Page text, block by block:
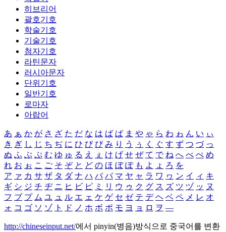
히브리어
괄호기호
학술기호
기술기호
첨자기호
라틴문자
러시아문자
단위기호
일반기호
로마자
아랍어
あ ぁ か が さ ざ た だ な は ば ぱ ま や ゃ ら わ ゎ ん い ぃ
き ぎ し じ ち ぢ に ひ び ぴ み り う ぅ く ぐ す ず つ づ っ
ぬ ふ ぶ ぷ む ゆ ゅ る え ぇ け げ せ ぜ て で ね へ べ ぺ め
れ お ぉ こ ご そ ぞ と ど の ほ ぼ ぽ も よ ょ ろ を
ア ァ カ サ ザ タ ダ ナ ハ バ パ マ ヤ ャ ラ ワ ヮ ン イ ィ キ
ギ シ ジ チ ヂ ニ ヒ ビ ピ ミ リ ウ ゥ ク グ ス ズ ツ ヅ ッ ヌ
フ ブ プ ム ユ ュ ル エ ェ ケ ゲ セ ゼ テ デ ヘ ベ ペ メ レ オ
ォ コ ゴ ソ ゾ ト ド ノ ホ ボ ポ モ ヨ ョ ロ ヲ ―
http://chineseinput.net/에서 pinyin(병음)방식으로 중국어를 변환